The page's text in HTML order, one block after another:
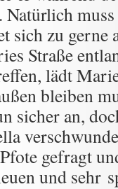
Natürlich
sich zu gerne
Straße
lädt
bleiben
sicher an,
gefragt
und sehr